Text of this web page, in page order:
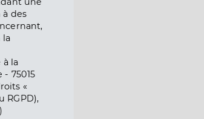
des
la
à la
75015
«
RGPD),